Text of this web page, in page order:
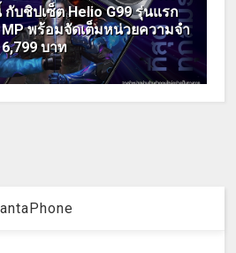
กับชิปเซ็ต Helio G99 รุ่นแรก
พร้อมจัดเต็มหน่วยความจำ
6,799 บาท